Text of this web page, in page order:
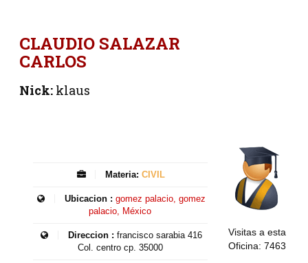
CLAUDIO SALAZAR
CARLOS
Nick:klaus
Materia: CIVIL
Ubicacion : gomez palacio, gomez
palacio, México
Direccion : francisco sarabia 416
Col. centro cp. 35000
Visitas a esta
Oficina: 7463